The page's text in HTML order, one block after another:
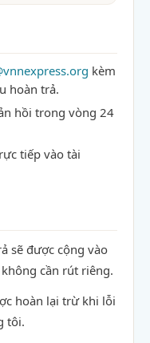
kèm
hoàn trả.
hồi trong vòng 24
tiếp vào tài
sẽ được cộng vào
không cần rút riêng.
hoàn lại trừ khi lỗi
tôi.